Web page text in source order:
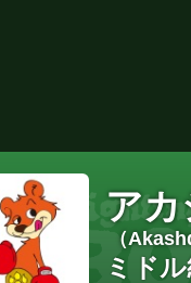
アカ
（
ミドル